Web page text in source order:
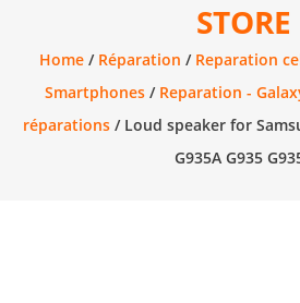
électronique
STORE
Home/ Réparation / Reparation
Smartphones / Reparation -
réparations/ Loud speaker for
G935A G935